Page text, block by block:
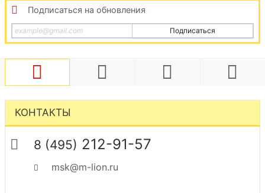
Подписаться на обновления
Подписаться
КОНТАКТЫ
8 (495) 212-91-57
msk@m-lion.ru